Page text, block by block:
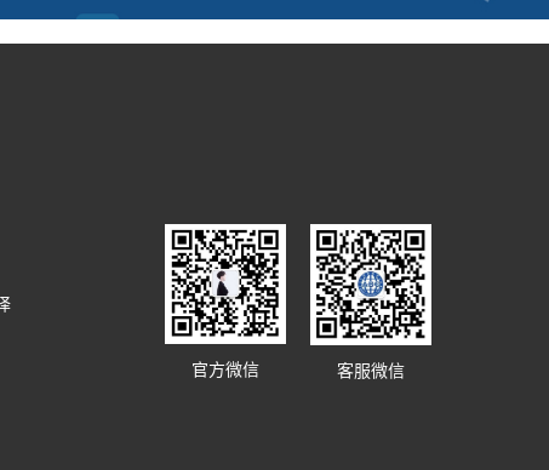
客服微信
官方微信